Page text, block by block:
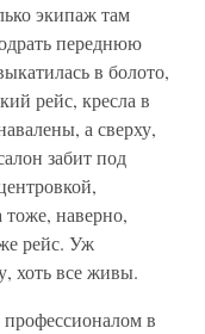
экипаж там
переднюю
в болото,
рейс, кресла в
а сверху,
забит под
тоже, наверно,
рейс. Уж
хоть все живы.
в